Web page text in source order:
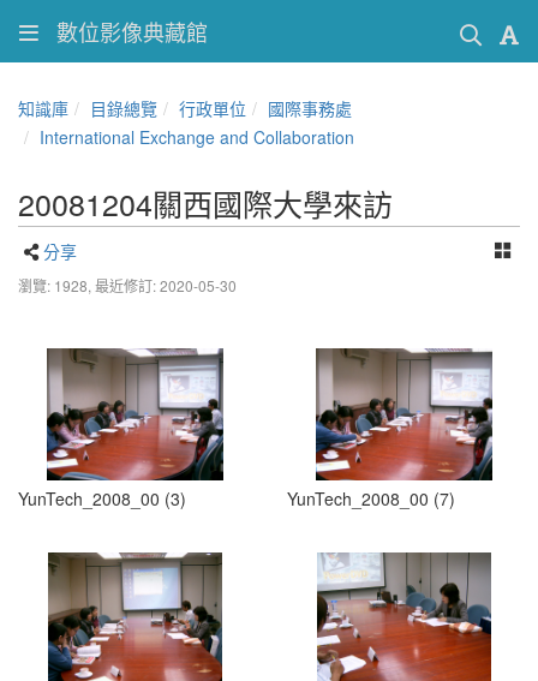
數位影像典藏館
知識庫 目錄總覽 行政單位
國際事務處
International Exchange and Collaboration
20081204關西國際大學來訪
分享
瀏覽: 1928, 最近修訂: 2020-05-30
YunTech_2008_00 (3) YunTech_2008_00 (7)